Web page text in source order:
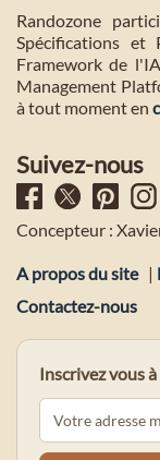
Randozone
Spécifications et
Framework de
Management
à tout moment en
Suivez-nous
Concepteur :
A propos du site |
Contactez-nous
Inscrivez vous